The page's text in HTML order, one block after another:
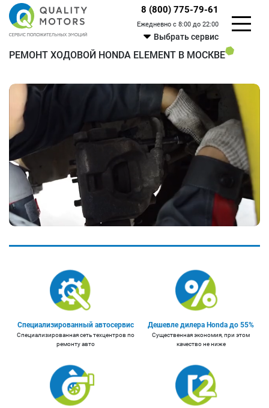
8 (800) 775-79-61
Ежедневно с 8:00 до 22:00
Выбрать сервис
РЕМОНТ ХОДОВОЙ HONDA ELEMENT В МОСКВЕ
Специализированный автосервис
Специализированная сеть техцентров по
ремонту авто
Дешевле дилера Honda до 55%
Существенная экономия, при этом
качество не ниже